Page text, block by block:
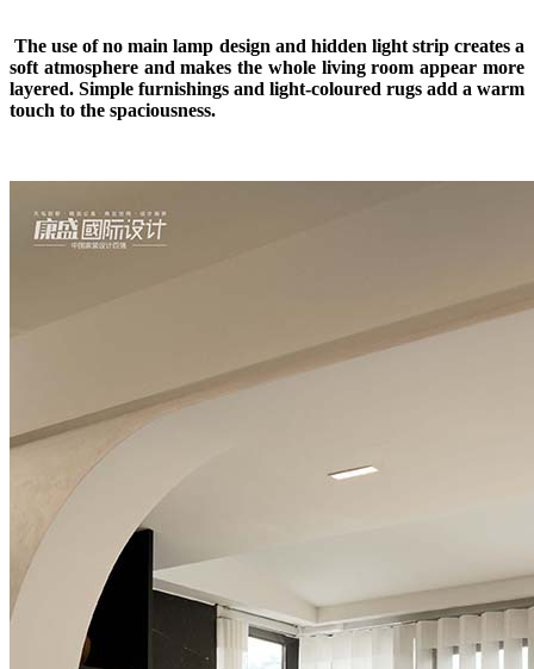
The use of no main lamp design and hidden light strip creates a
soft atmosphere and makes the whole living room appear more
layered. Simple furnishings and light-coloured rugs add a warm
touch to the spaciousness.